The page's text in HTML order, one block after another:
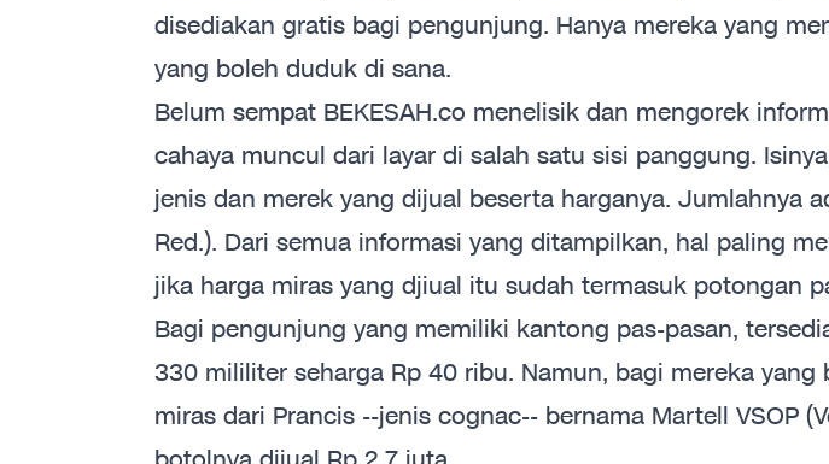
disediakan gratis bagi pengunjung. Hanya mereka yang
yang boleh duduk di sana.
Belum sempat BEKESAH.co menelisik dan mengorek
cahaya muncul dari layar di salah satu sisi panggung.
jenis dan merek yang dijual beserta harganya. Jumlahnya
Red.). Dari semua informasi yang ditampilkan, hal paling
jika harga miras yang djiual itu sudah termasuk potongan
Bagi pengunjung yang memiliki kantong pas-pasan,
330 mililiter seharga Rp 40 ribu. Namun, bagi mereka
miras dari Prancis --jenis cognac-- bernama Martell VSOP